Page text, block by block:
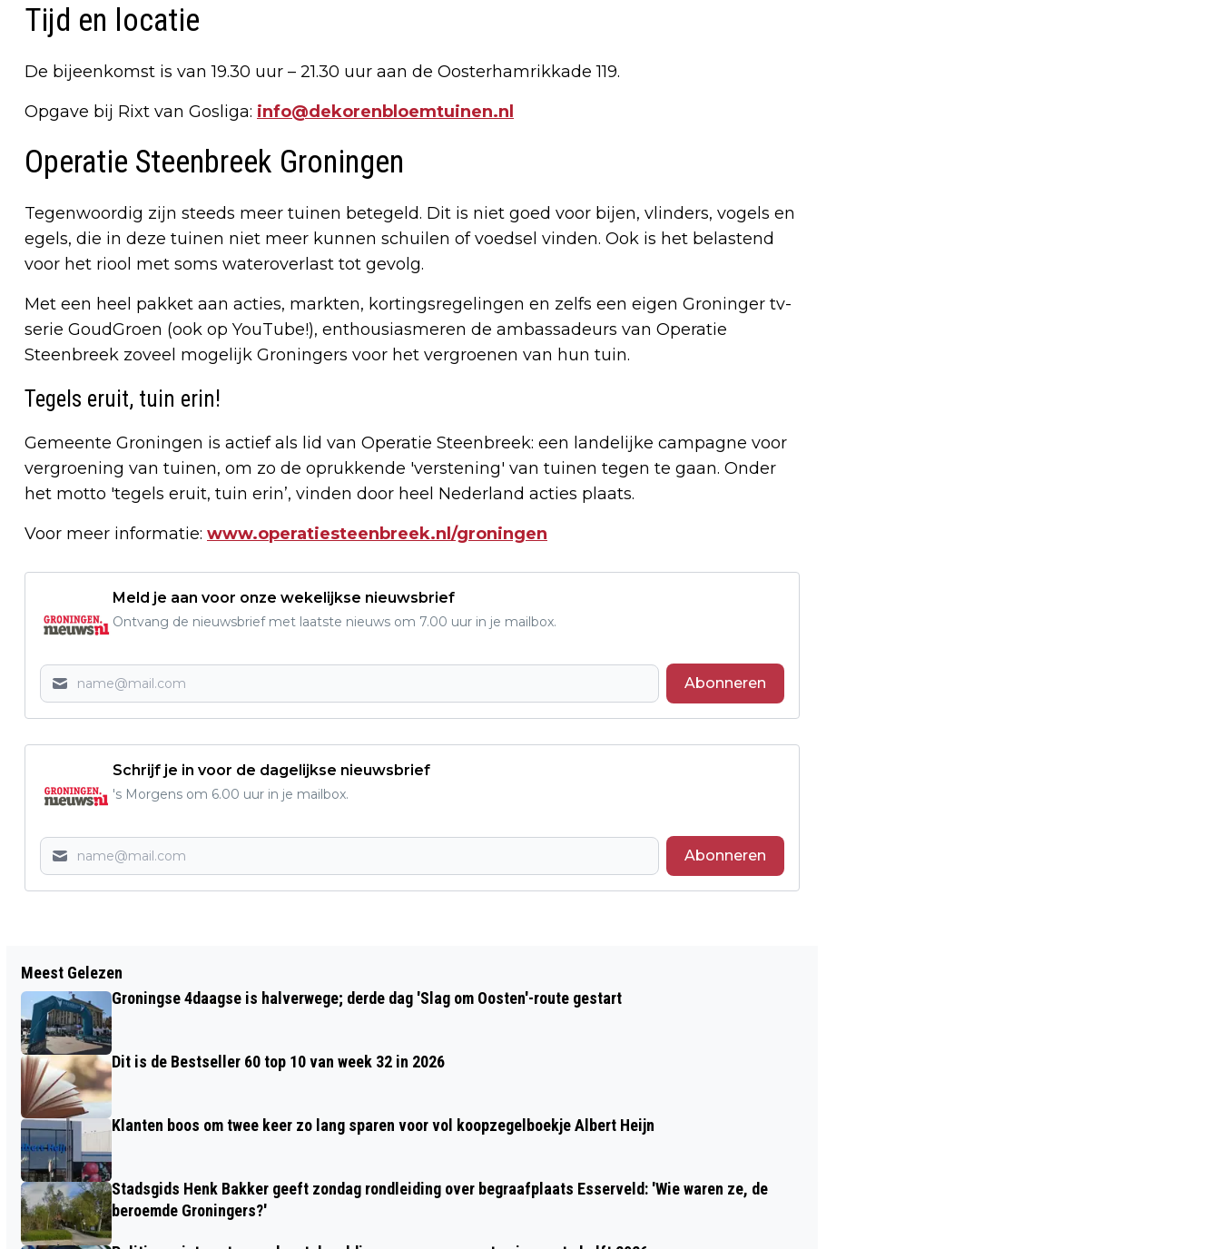
Tijd en locatie
De bijeenkomst is van 19.30 uur – 21.30 uur aan de Oosterhamrikkade 119.
Opgave bij Rixt van Gosliga: info@dekorenbloemtuinen.nl
Operatie Steenbreek Groningen
Tegenwoordig zijn steeds meer tuinen betegeld. Dit is niet goed voor bijen, vlinders, vogels en
egels, die in deze tuinen niet meer kunnen schuilen of voedsel vinden. Ook is het belastend
voor het riool met soms wateroverlast tot gevolg.
Met een heel pakket aan acties, markten, kortingsregelingen en zelfs een eigen Groninger tv-
serie GoudGroen (ook op YouTube!), enthousiasmeren de ambassadeurs van Operatie
Steenbreek zoveel mogelijk Groningers voor het vergroenen van hun tuin.
Tegels eruit, tuin erin!
Gemeente Groningen is actief als lid van Operatie Steenbreek: een landelijke campagne voor
vergroening van tuinen, om zo de oprukkende 'verstening' van tuinen tegen te gaan. Onder
het motto 'tegels eruit, tuin erin’, vinden door heel Nederland acties plaats.
Voor meer informatie: www.operatiesteenbreek.nl/groningen
Meld je aan voor onze wekelijkse nieuwsbrief
Ontvang de nieuwsbrief met laatste nieuws om 7.00 uur in je mailbox.
Abonneren
Schrijf je in voor de dagelijkse nieuwsbrief
's Morgens om 6.00 uur in je mailbox.
Abonneren
BEWOONSTER OVERVALLEN IN
OOSTERPARKWIJK
HELE PROVINCIE
Meest Gelezen
Groningse 4daagse is halverwege; derde dag 'Slag om Oosten'-route gestart
Dit is de Bestseller 60 top 10 van week 32 in 2026
Klanten boos om twee keer zo lang sparen voor vol koopzegelboekje Albert Heijn
Stadsgids Henk Bakker geeft zondag rondleiding over begraafplaats Esserveld: 'Wie waren ze, de
beroemde Groningers?'